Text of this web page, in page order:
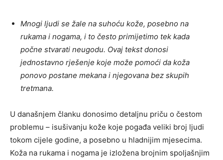
Mnogi ljudi se žale na suhoću kože, posebno na
rukama i nogama, i to često primijetimo tek kada
počne stvarati neugodu. Ovaj tekst donosi
jednostavno rješenje koje može pomoći da koža
ponovo postane mekana i njegovana bez skupih
tretmana.
U današnjem članku donosimo detaljnu priču o čestom
problemu – isušivanju kože koje pogađa veliki broj ljudi
tokom cijele godine, a posebno u hladnijim mjesecima.
Koža na rukama i nogama je izložena brojnim spoljašnjim